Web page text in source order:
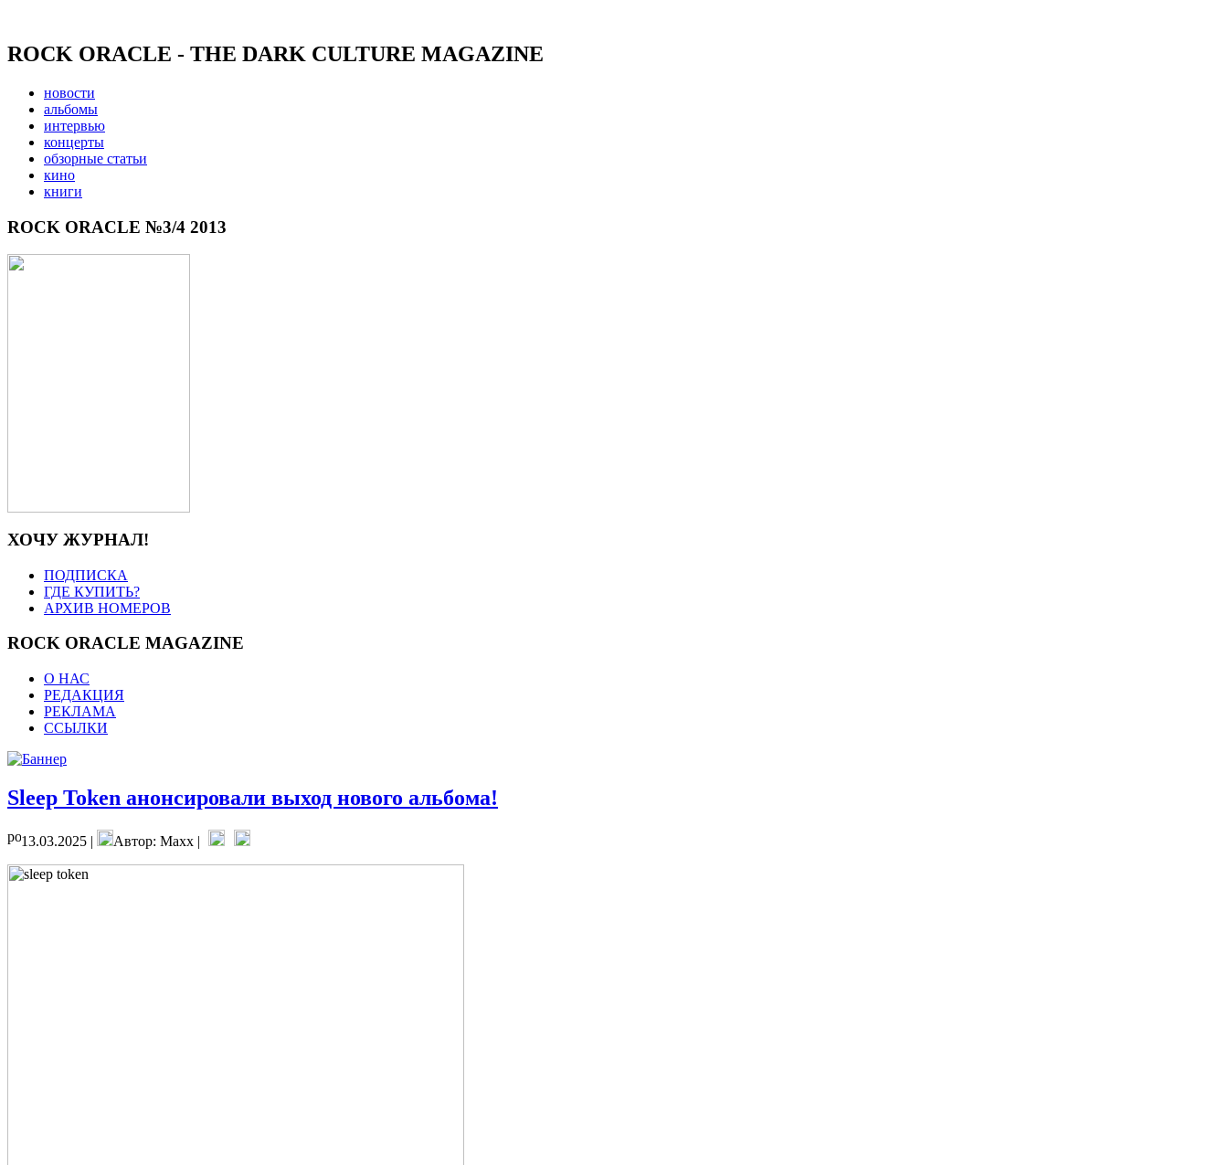
ROCK ORACLE - THE DARK CULTURE MAGAZINE
новости
альбомы
интервью
концерты
обзорные статьи
кино
книги
ROCK ORACLE №3/4 2013
ХОЧУ ЖУРНАЛ!
ПОДПИСКА
ГДЕ КУПИТЬ?
АРХИВ НОМЕРОВ
ROCK ORACLE MAGAZINE
О НАС
РЕДАКЦИЯ
РЕКЛАМА
ССЫЛКИ
Sleep Token анонсировали выход нового альбома!
13.03.2025 | Автор: Maxx |